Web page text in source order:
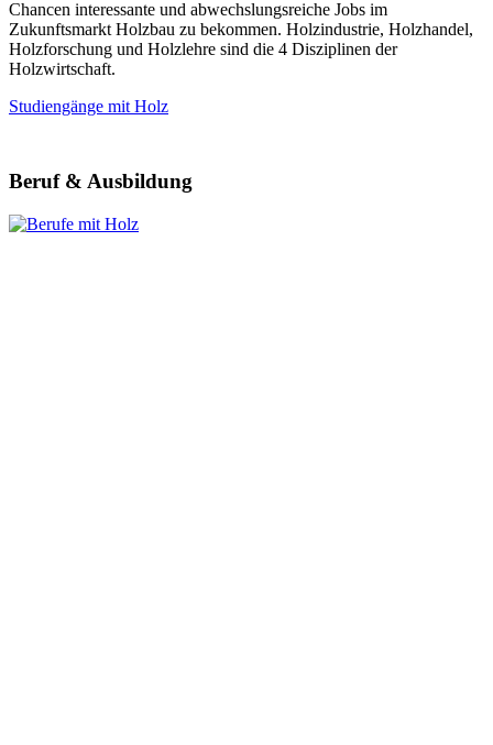
Chancen interessante und abwechslungsreiche Jobs im
Zukunftsmarkt Holzbau zu bekommen. Holzindustrie, Holzhandel,
Holzforschung und Holzlehre sind die 4 Disziplinen der
Holzwirtschaft.
Studiengänge mit Holz
Beruf & Ausbildung